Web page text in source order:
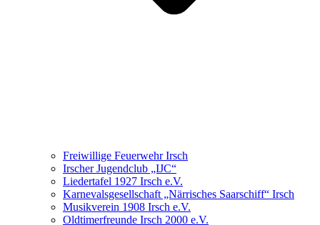
Freiwillige Feuerwehr Irsch
Irscher Jugendclub „IJC“
Liedertafel 1927 Irsch e.V.
Karnevalsgesellschaft „Närrisches Saarschiff“ Irsch
Musikverein 1908 Irsch e.V.
Oldtimerfreunde Irsch 2000 e.V.